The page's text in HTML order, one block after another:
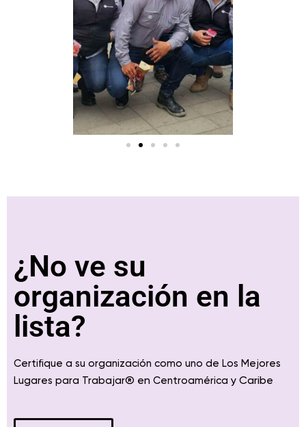
¿No ve su
organización en la
lista?
Certifique a su organización como uno de Los Mejores
Lugares para Trabajar® en Centroamérica y Caribe